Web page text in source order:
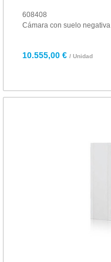
608408
Cámara con suelo negativa
10.555,00 € / Unidad